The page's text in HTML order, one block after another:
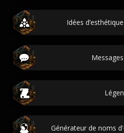
Idées
Générateur de noms